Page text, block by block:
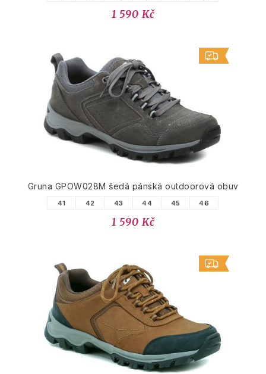
1 590 Kč
Gruna GPOW028M šedá pánská outdoorová obuv
41 42 43 44 45 46
1 590 Kč